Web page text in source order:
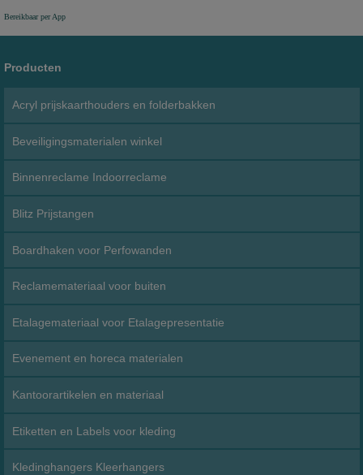
Bereikbaar per App
Producten
Acryl prijskaarthouders en folderbakken
Beveiligingsmaterialen winkel
Binnenreclame Indoorreclame
Blitz Prijstangen
Boardhaken voor Perfowanden
Reclamemateriaal voor buiten
Etalagemateriaal voor Etalagepresentatie
Evenement en horeca materialen
Kantoorartikelen en materiaal
Etiketten en Labels voor kleding
Kledinghangers Kleerhangers